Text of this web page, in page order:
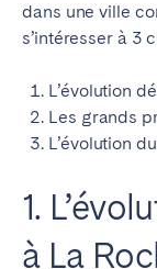
dans une ville
s’intéresser à 3
L’évolution
Les grands
L’évolution
1.
à La